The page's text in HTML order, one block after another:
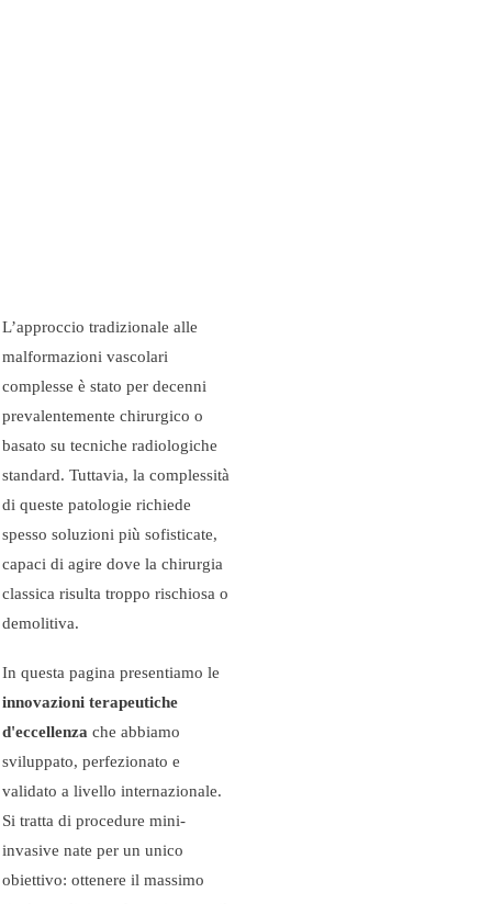
L’approccio tradizionale alle
malformazioni vascolari
complesse è stato per decenni
prevalentemente chirurgico o
basato su tecniche radiologiche
standard. Tuttavia, la complessità
di queste patologie richiede
spesso soluzioni più sofisticate,
capaci di agire dove la chirurgia
classica risulta troppo rischiosa o
demolitiva.
In questa pagina presentiamo le
innovazioni terapeutiche
d'eccellenza che abbiamo
sviluppato, perfezionato e
validato a livello internazionale.
Si tratta di procedure mini-
invasive nate per un unico
obiettivo: ottenere il massimo